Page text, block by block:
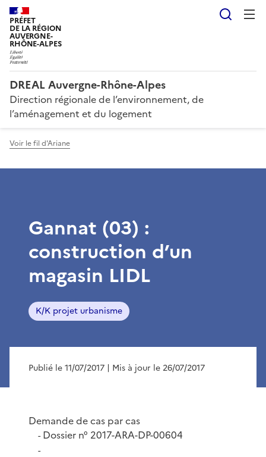
PRÉFET
DE LA RÉGION
AUVERGNE-
RHÔNE-ALPES
DREAL Auvergne-Rhône-Alpes
Direction régionale de l’environnement, de
l’aménagement et du logement
Voir le fil d'Ariane
Gannat (03) :
construction d’un
magasin LIDL
K/K projet urbanisme
Publié le 11/07/2017 | Mis à jour le 26/07/2017
Demande de cas par cas
-Dossier n° 2017-ARA-DP-00604
-